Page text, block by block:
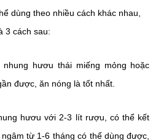
dùng theo nhiều cách khác nhau,
3 cách sau:
hươu thái miếng mỏng hoặc
được, ăn nóng là tốt nhất.
hươu với 2-3 lít rượu, có thể kết
từ 1-6 tháng có thể dùng được,